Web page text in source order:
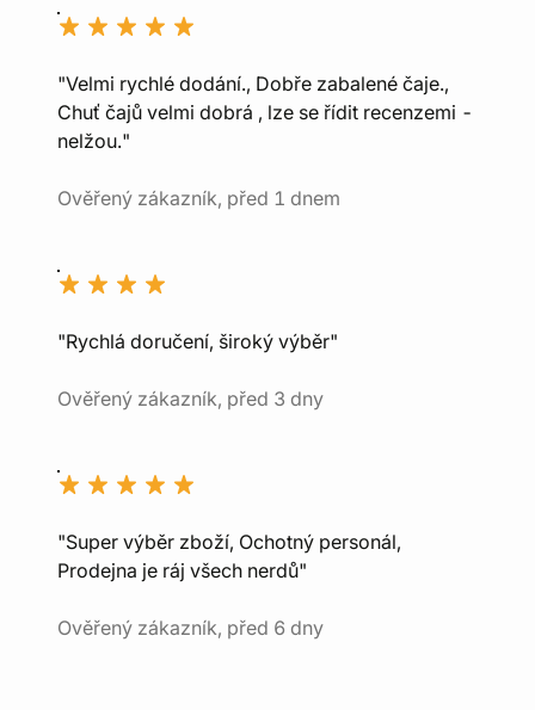
"Velmi rychlé dodání., Dobře zabalené čaje.,
Chuť čajů velmi dobrá , lze se řídit recenzemi -
nelžou."
Ověřený zákazník, před 1 dnem
"Rychlá doručení, široký výběr"
Ověřený zákazník, před 3 dny
"Super výběr zboží, Ochotný personál,
Prodejna je ráj všech nerdů"
Ověřený zákazník, před 6 dny